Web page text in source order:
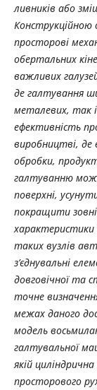
ливників або
Конструкційною
просторові
обертальних
важливих
де галтування
металевих, так
ефективність
виробництві, де
обробки,
галтуванню
поверхні,
покращити
таких вузлів
з’єднувальні
довговічної та
точне
межах даного
модель
галтувальної
якій
просторового